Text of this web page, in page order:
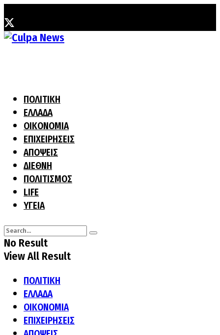
ΠΟΛΙΤΙΚΗ
ΕΛΛΑΔΑ
ΟΙΚΟΝΟΜΙΑ
ΕΠΙΧΕΙΡΗΣΕΙΣ
ΑΠΟΨΕΙΣ
ΔΙΕΘΝΗ
ΠΟΛΙΤΙΣΜΟΣ
LIFE
ΥΓΕΙΑ
No Result
View All Result
ΠΟΛΙΤΙΚΗ
ΕΛΛΑΔΑ
ΟΙΚΟΝΟΜΙΑ
ΕΠΙΧΕΙΡΗΣΕΙΣ